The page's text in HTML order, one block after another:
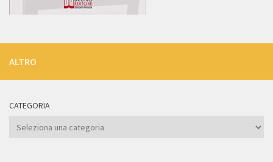
ALTRO
CATEGORIA
Categoria